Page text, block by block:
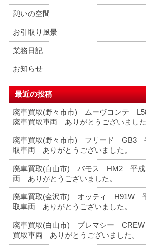
憩いの空間
お引取り風景
業務日記
お知らせ
最近の投稿
廃車買取(野々市市) ムーヴコンテ
廃車買取車両 ありがとうございまし
廃車買取(野々市市) フリード GB3
取車両 ありがとうございました。
廃車買取(白山市) バモス HM2 平成
両 ありがとうございました。
廃車買取(金沢市) オッティ H91W
取車両 ありがとうございました。
廃車買取(白山市) プレマシー
買取車両 ありがとうございました。